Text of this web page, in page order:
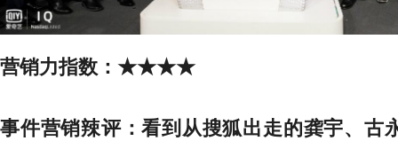
营销力指数： ★★★★
事件营销辣评：看到从搜狐出走的龚宇、古